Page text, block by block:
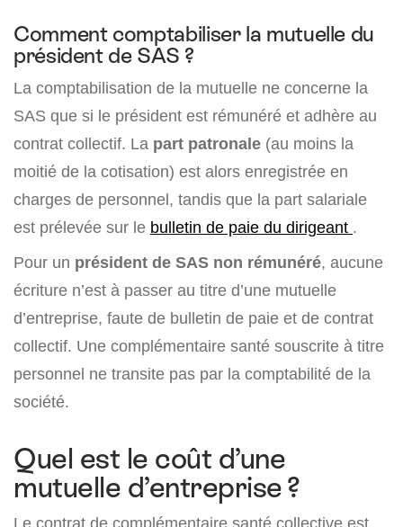
Comment comptabiliser la mutuelle du
président de SAS ?
La comptabilisation de la mutuelle ne concerne la
SAS que si le président est rémunéré et adhère au
contrat collectif. La part patronale (au moins la
moitié de la cotisation) est alors enregistrée en
charges de personnel, tandis que la part salariale
est prélevée sur le bulletin de paie du dirigeant .
Pour un président de SAS non rémunéré, aucune
écriture n’est à passer au titre d’une mutuelle
d’entreprise, faute de bulletin de paie et de contrat
collectif. Une complémentaire santé souscrite à titre
personnel ne transite pas par la comptabilité de la
société.
Quel est le coût d’une
mutuelle d’entreprise ?
Le contrat de complémentaire santé collective est